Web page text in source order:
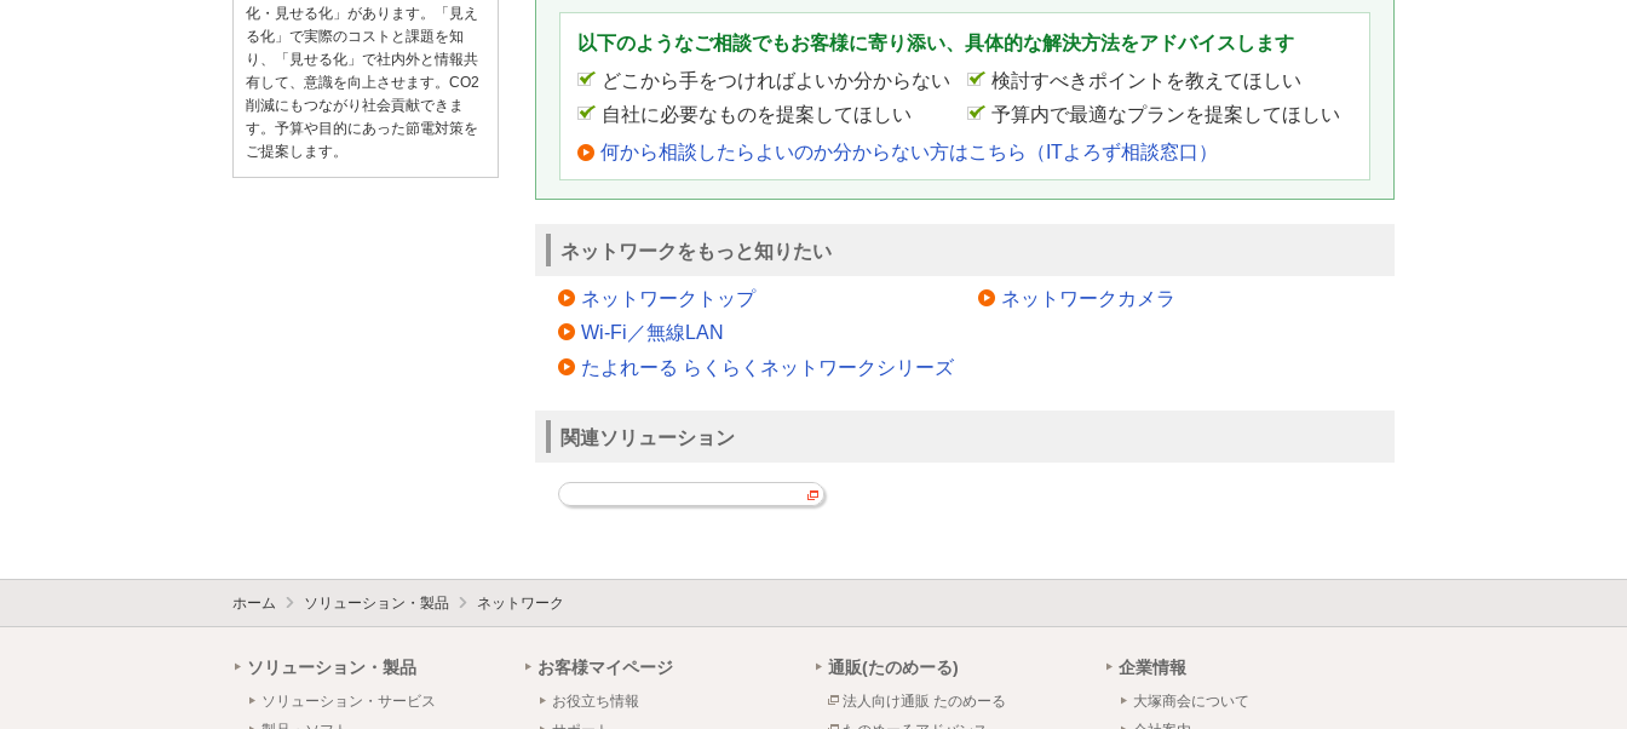
以下のようなご相談でもお客様に寄り添い、具体的な解決方法をアドバイスします
どこから手をつければよいか分からない
検討すべきポイントを教えてほしい
自社に必要なものを提案してほしい
予算内で最適なプランを提案してほしい
何から相談したらよいのか分からない方はこちら（ITよろず相談窓口）
ネットワークをもっと知りたい
ネットワークトップ
Wi-Fi／無線LAN
たよれーる らくらくネットワークシリーズ
ネットワークカメラ
関連ソリューション
化・見せる化」があります。「見え
る化」で実際のコストと課題を知
り、「見せる化」で社内外と情報共
有して、意識を向上させます。CO2
削減にもつながり社会貢献できま
す。予算や目的にあった節電対策を
ご提案します。
ホーム ソリューション・製品 ネットワーク
ソリューション・製品
ソリューション・サービス
お客様マイページ
お役立ち情報
通販(たのめーる)
法人向け通販 たのめーる
企業情報
大塚商会について